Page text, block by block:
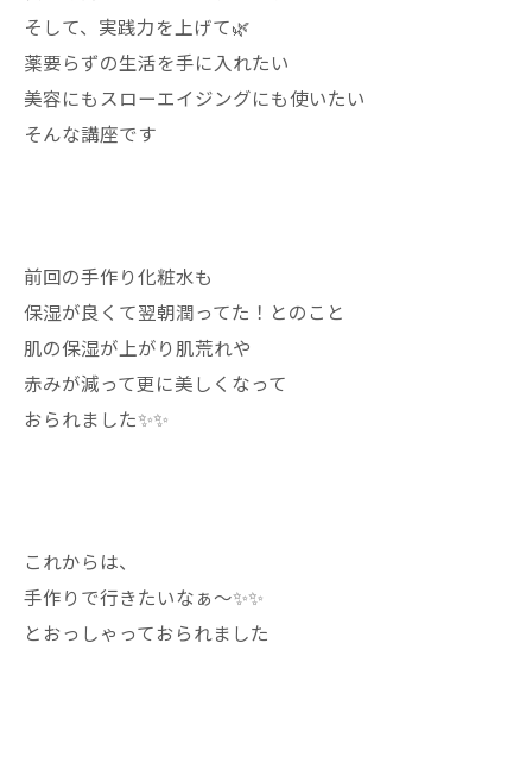
そして、実践力を上げて🌿
薬要らずの生活を手に入れたい
美容にもスローエイジングにも使いたい
そんな講座です
前回の手作り化粧水も
保湿が良くて翌朝潤ってた！とのこと
肌の保湿が上がり肌荒れや
赤みが減って更に美しくなって
おられました✨✨
これからは、
手作りで行きたいなぁ〜✨✨
とおっしゃっておられました